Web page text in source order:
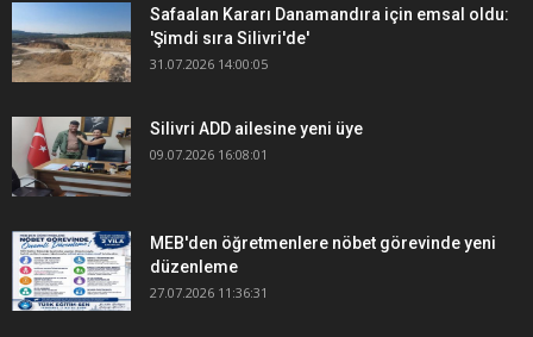
Safaalan Kararı Danamandıra için emsal oldu:
'Şimdi sıra Silivri'de'
31.07.2026 14:00:05
Silivri ADD ailesine yeni üye
09.07.2026 16:08:01
MEB'den öğretmenlere nöbet görevinde yeni
düzenleme
27.07.2026 11:36:31